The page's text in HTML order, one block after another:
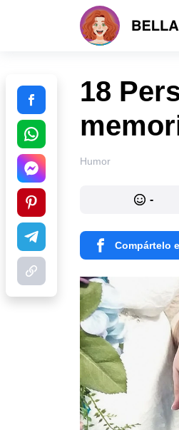
18
Humor
-
Compártelo